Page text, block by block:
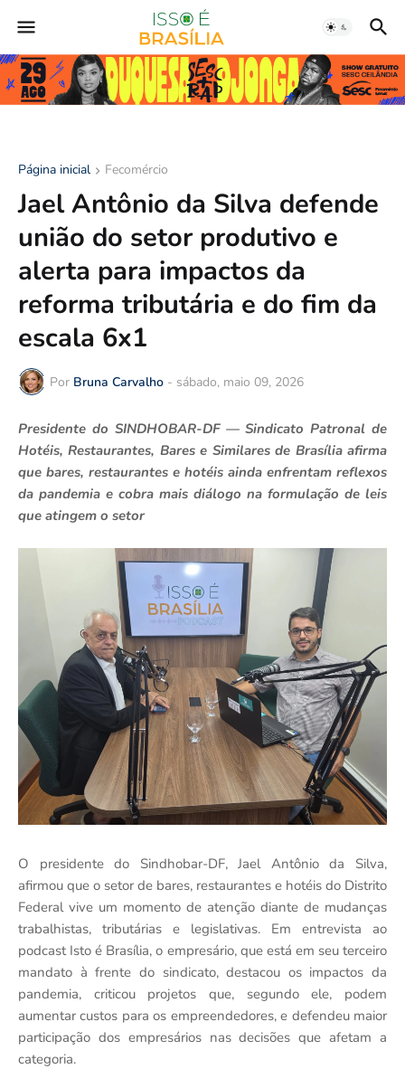
Página inicial Fecomércio
Jael Antônio da Silva defende
união do setor produtivo e
alerta para impactos da
reforma tributária e do fim da
escala 6x1
Por Bruna Carvalho - sábado, maio 09, 2026
Presidente do SINDHOBAR-DF — Sindicato Patronal de
Hotéis, Restaurantes, Bares e Similares de Brasília afirma
que bares, restaurantes e hotéis ainda enfrentam reflexos
da pandemia e cobra mais diálogo na formulação de leis
que atingem o setor
O presidente do Sindhobar-DF, Jael Antônio da Silva,
afirmou que o setor de bares, restaurantes e hotéis do Distrito
Federal vive um momento de atenção diante de mudanças
trabalhistas, tributárias e legislativas. Em entrevista ao
podcast Isto é Brasília, o empresário, que está em seu terceiro
mandato à frente do sindicato, destacou os impactos da
pandemia, criticou projetos que, segundo ele, podem
aumentar custos para os empreendedores, e defendeu maior
participação dos empresários nas decisões que afetam a
categoria.